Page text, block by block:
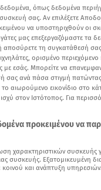
όπως δεδομένα
σας. Αν επιλέξετε
να υποστηριχθούν οι
μας επεξεργαζόμαστε τα
τη συγκατάθεσή
ορισμένο περιεχόμενο
με εσάς. Μπορείτε να
σας ανά πάσα στιγμή
αιωρούμενο εικονίδιο στο
στον Ιστότοπος. Για
προκειμένου να
χαρακτηριστικών συσκευής
συσκευής. Εξατομικευμένη
και ανάπτυξη υπηρεσιών.